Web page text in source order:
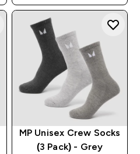
MP Unisex Crew Socks
(3 Pack) - Grey